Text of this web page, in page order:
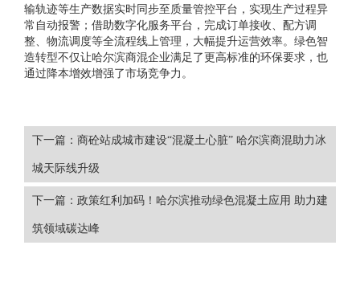
输轨迹等生产数据实时同步至质量管控平台，实现生产过程异
常自动报警；借助数字化服务平台，完成订单接收、配方调
整、物流调度等全流程线上管理，大幅提升运营效率。绿色智
造转型不仅让哈尔滨商混企业满足了更高标准的环保要求，也
通过降本增效增强了市场竞争力。
下一篇：商砼站成城市建设“混凝土心脏” 哈尔滨商混助力冰
城天际线升级
下一篇：政策红利加码！哈尔滨推动绿色混凝土应用 助力建
筑领域碳达峰